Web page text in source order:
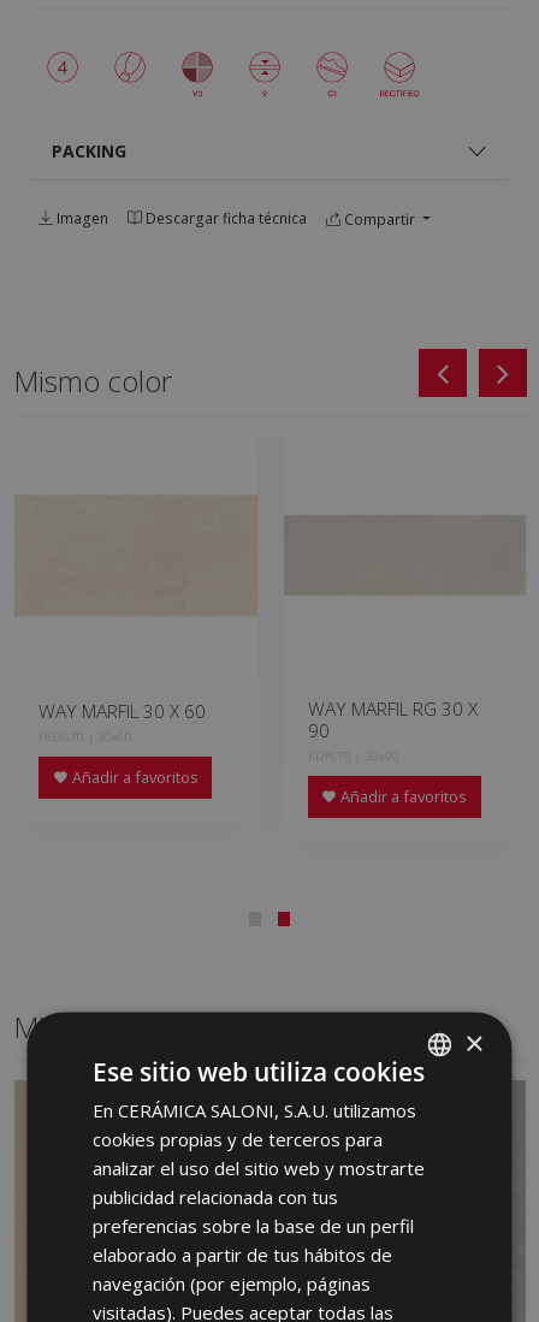
PACKING
Imagen Descargar ficha técnica Compartir
Mismo color
WAY MARFIL 30 X 60
HGX670 | 30x60
Añadir a favoritos
WAY MARFIL RG 30 X
90
KDY670 | 30x90
Añadir a favoritos
Mismo formato
SPANISH
ENGLISH
GERMAN
×
Ese sitio web utiliza cookies
En CERÁMICA SALONI, S.A.U. utilizamos
cookies propias y de terceros para
analizar el uso del sitio web y mostrarte
publicidad relacionada con tus
preferencias sobre la base de un perfil
elaborado a partir de tus hábitos de
navegación (por ejemplo, páginas
visitadas). Puedes aceptar todas las